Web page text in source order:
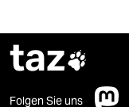
taz
Folgen Sie uns